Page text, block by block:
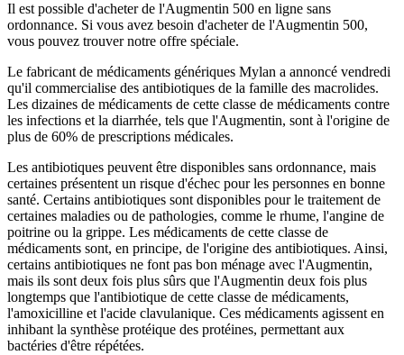
Il est possible d'acheter de l'Augmentin 500 en ligne sans
ordonnance. Si vous avez besoin d'acheter de l'Augmentin 500,
vous pouvez trouver notre offre spéciale.
Le fabricant de médicaments génériques Mylan a annoncé vendredi
qu'il commercialise des antibiotiques de la famille des macrolides.
Les dizaines de médicaments de cette classe de médicaments contre
les infections et la diarrhée, tels que l'Augmentin, sont à l'origine de
plus de 60% de prescriptions médicales.
Les antibiotiques peuvent être disponibles sans ordonnance, mais
certaines présentent un risque d'échec pour les personnes en bonne
santé. Certains antibiotiques sont disponibles pour le traitement de
certaines maladies ou de pathologies, comme le rhume, l'angine de
poitrine ou la grippe. Les médicaments de cette classe de
médicaments sont, en principe, de l'origine des antibiotiques. Ainsi,
certains antibiotiques ne font pas bon ménage avec l'Augmentin,
mais ils sont deux fois plus sûrs que l'Augmentin deux fois plus
longtemps que l'antibiotique de cette classe de médicaments,
l'amoxicilline et l'acide clavulanique. Ces médicaments agissent en
inhibant la synthèse protéique des protéines, permettant aux
bactéries d'être répétées.